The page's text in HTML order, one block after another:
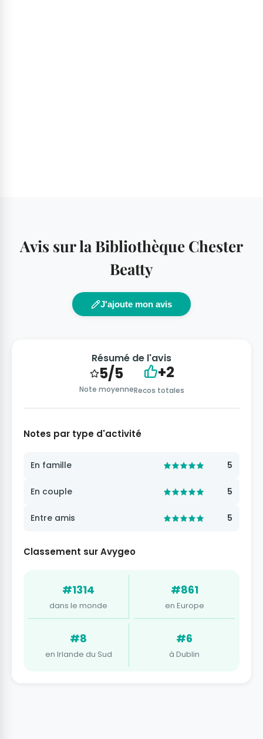
Avis sur la Bibliothèque Chester
Beatty
J'ajoute mon avis
Résumé de l'avis
5/5
Note moyenne
+2
Recos totales
Notes par type d'activité
En famille 5
En couple 5
Entre amis 5
Classement sur Avygeo
#1314
dans le monde
#861
en Europe
#8
en Irlande du Sud
#6
à Dublin